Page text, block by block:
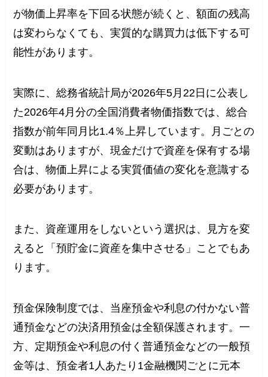
が物価上昇率を下回る状態が続くと、額面の残高
は変わらなくても、実質的な購買力は低下する可
能性があります。
実際に、総務省統計局が2026年5月22日に公表し
た2026年4月分の全国消費者物価指数では、総合
指数が前年同月比1.4％上昇しています。月ごとの
変動はありますが、現金だけで資産を保有する場
合は、物価上昇による実質価値の変化を意識する
必要があります。
また、資産運用をしないという選択は、見方を変
えると「預貯金に資産を集中させる」ことでもあ
ります。
預金保険制度では、当座預金や利息の付かない普
通預金などの決済用預金は全額保護されます。一
方、定期預金や利息の付く普通預金などの一般預
金等は、預金者1人あたり1金融機関ごとに元本